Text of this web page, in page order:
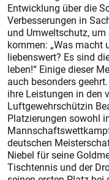
Entwicklung über die
Verbesserungen in
und Umweltschutz,
kommen: „Was macht
liebenswert? Es sind
leben!“ Einige dieser
auch besonders
ihre Leistungen in den
Luftgewehrschützin
Platzierungen sowohl
deutschen
Niebel für seine
Tischtennis und der